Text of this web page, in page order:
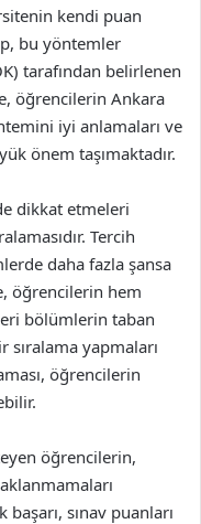
kendi puan
bu yöntemler
tarafından belirlenen
öğrencilerin Ankara
iyi anlamaları ve
önem taşımaktadır.
dikkat etmeleri
Tercih
daha fazla şansa
öğrencilerin hem
bölümlerin taban
sıralama yapmaları
öğrencilerin
öğrencilerin,
sınav puanları